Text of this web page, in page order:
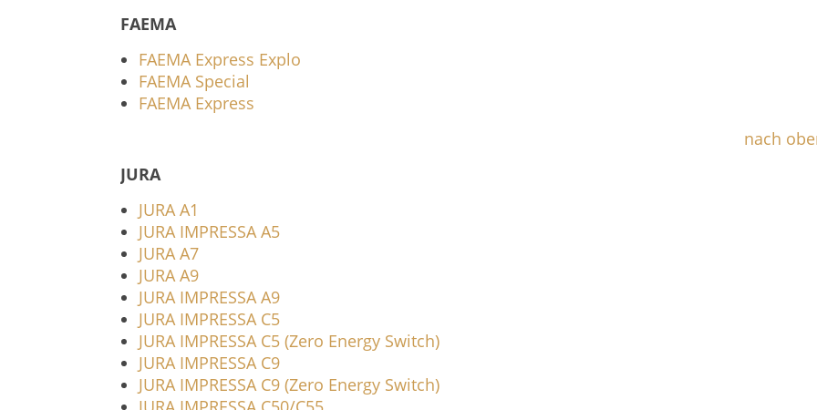
FAEMA
FAEMA Express Explo
FAEMA Special
FAEMA Express
nach
JURA
JURA A1
JURA IMPRESSA A5
JURA A7
JURA A9
JURA IMPRESSA A9
JURA IMPRESSA C5
JURA IMPRESSA C5 (Zero Energy Switch)
JURA IMPRESSA C9
JURA IMPRESSA C9 (Zero Energy Switch)